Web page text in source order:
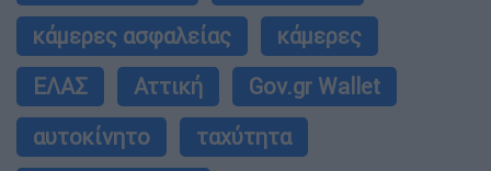
κάμερες ασφαλείας
κάμερες
ΕΛΑΣ
Αττική
Gov.gr Wallet
αυτοκίνητο
ταχύτητα